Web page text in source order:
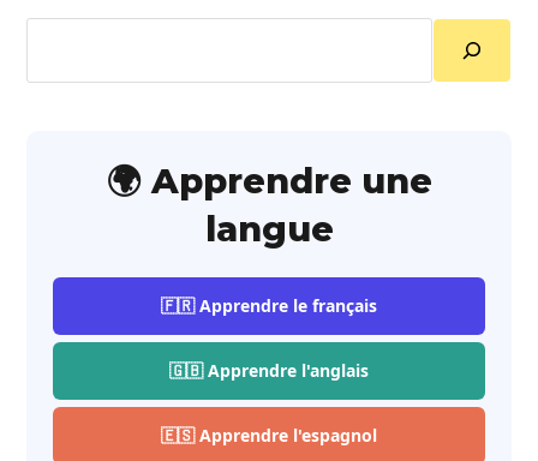
🌍 Apprendre une
langue
🇫🇷 Apprendre le français
🇬🇧 Apprendre l'anglais
🇪🇸 Apprendre l'espagnol